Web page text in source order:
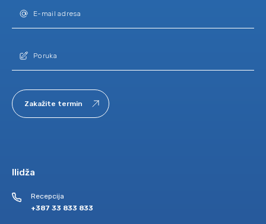
Zakažite termin
Ilidža
Recepcija
+387 33 833 833